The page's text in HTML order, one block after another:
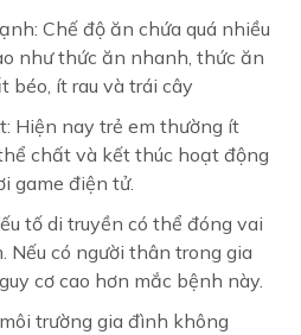
Chế độ ăn chứa quá nhiều
như thức ăn nhanh, thức ăn
béo, ít rau và trái cây
Hiện nay trẻ em thường ít
chất và kết thúc hoạt động
game điện tử.
tố di truyền có thể đóng vai
Nếu có người thân trong gia
cơ cao hơn mắc bệnh này.
trường gia đình không